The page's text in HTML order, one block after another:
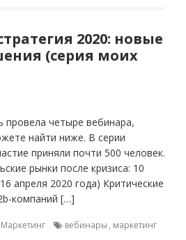
2020: новые
(серия моих
провела четыре вебинара,
найти ниже. В серии
приняли почти 500 человек.
рынки после кризиса: 10
апреля 2020 года) Критические
компаний […]
Маркетинг вебинары , маркетинг